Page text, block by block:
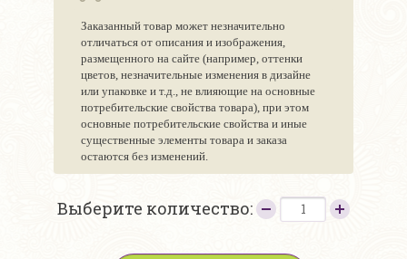
Заказанный товар может незначительно
отличаться от описания и изображения,
размещенного на сайте (например, оттенки
цветов, незначительные изменения в дизайне
или упаковке и т.д., не влияющие на основные
потребительские свойства товара), при этом
основные потребительские свойства и иные
существенные элементы товара и заказа
остаются без изменений.
Выберите количество: